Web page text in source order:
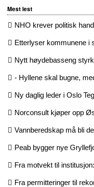
Mest lest
NHO krever politisk
Etterlyser kommunene i
Nytt høydebasseng
- Hyllene skal bugne,
Ny daglig leder i Oslo
Norconsult kjøper opp
Vannberedskap må bli
Peab bygger nye
Fra motvekt til
Fra permitteringer til